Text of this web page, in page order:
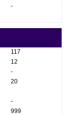
-
117
12
-
20
-
999